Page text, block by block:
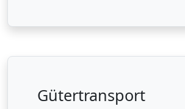
Gütertransport